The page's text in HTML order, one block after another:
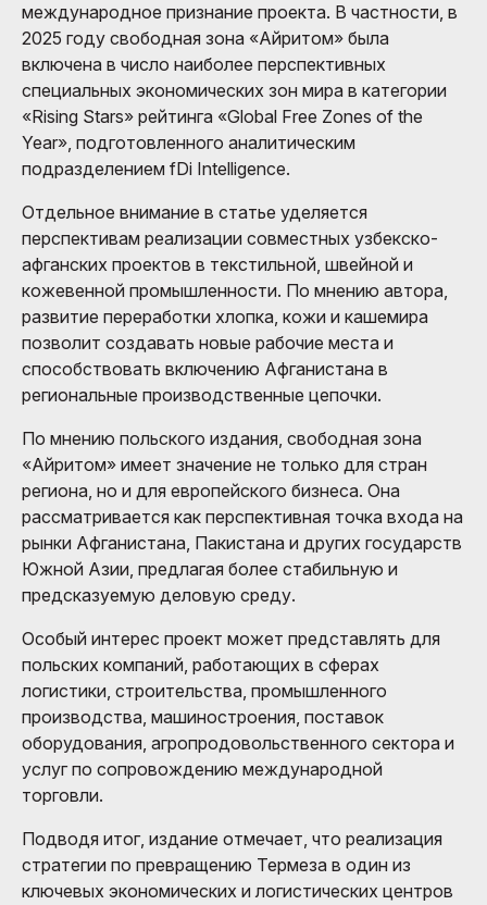
международное признание проекта. В частности, в
2025 году свободная зона «Айритом» была
включена в число наиболее перспективных
специальных экономических зон мира в категории
«Rising Stars» рейтинга «Global Free Zones of the
Year», подготовленного аналитическим
подразделением fDi Intelligence.
Отдельное внимание в статье уделяется
перспективам реализации совместных узбекско-
афганских проектов в текстильной, швейной и
кожевенной промышленности. По мнению автора,
развитие переработки хлопка, кожи и кашемира
позволит создавать новые рабочие места и
способствовать включению Афганистана в
региональные производственные цепочки.
По мнению польского издания, свободная зона
«Айритом» имеет значение не только для стран
региона, но и для европейского бизнеса. Она
рассматривается как перспективная точка входа на
рынки Афганистана, Пакистана и других государств
Южной Азии, предлагая более стабильную и
предсказуемую деловую среду.
Особый интерес проект может представлять для
польских компаний, работающих в сферах
логистики, строительства, промышленного
производства, машиностроения, поставок
оборудования, агропродовольственного сектора и
услуг по сопровождению международной
торговли.
Подводя итог, издание отмечает, что реализация
стратегии по превращению Термеза в один из
ключевых экономических и логистических центров